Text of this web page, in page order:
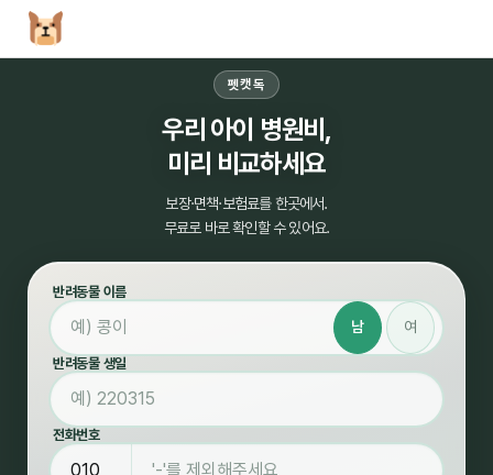
펫캣독
우리 아이 병원비,
미리 비교하세요
보장·면책·보험료를 한곳에서.
무료로 바로 확인할 수 있어요.
반려동물 이름
남 여
반려동물 생일
전화번호